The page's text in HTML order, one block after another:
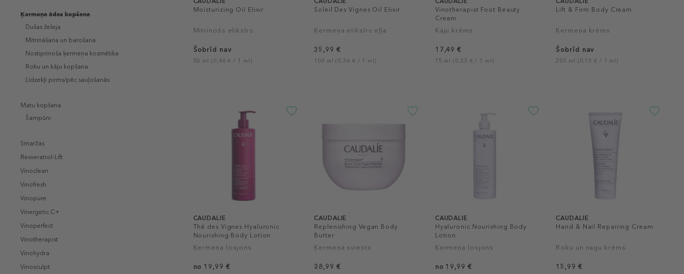
Ķermeņa ādas kopšana
Dušas želeja
Mitrināšana un barošana
Nostiprinoša ķermeņa kosmētika
Roku un kāju kopšana
Līdzekļi pirms/pēc sauļošanās
Matu kopšana
Šampūni
Smaržas
Resveratrol-Lift
Vinoclean
Vinofresh
Vinopure
Vinergetic C+
Vinoperfect
Vinotherapist
Vinohydra
Vinosculpt
Moisturizing Oil Elixir
Mitrinošs eliksīrs
Šobrīd nav
50 ml (0,46 € / 1 ml)
Soleil Des Vignes Oil Elixir
Ķermeņa eliksīrs eļļa
35,99 €
100 ml (0,36 € / 1 ml)
Vinotherapist Foot Beauty
Cream
Kāju krēms
17,49 €
75 ml (0,23 € / 1 ml)
Lift & Firm Body Cream
Ķermeņa krēms
Šobrīd nav
250 ml (0,13 € / 1 ml)
CAUDALIE
Thé des Vignes Hyaluronic
Nourishing Body Lotion
Ķermeņa losjons
no 19,99 €
CAUDALIE
Replenishing Vegan Body
Butter
Ķermeņa sviests
28,99 €
CAUDALIE
Hyaluronic Nourishing Body
Lotion
Ķermeņa losjons
no 19,99 €
CAUDALIE
Hand & Nail Repairing Cream
Roku un nagu krēms
15,99 €